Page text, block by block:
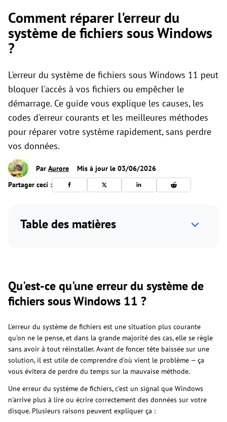
Comment réparer l'erreur du
système de fichiers sous Windows
?
L'erreur du système de fichiers sous Windows 11 peut
bloquer l'accès à vos fichiers ou empêcher le
démarrage. Ce guide vous explique les causes, les
codes d'erreur courants et les meilleures méthodes
pour réparer votre système rapidement, sans perdre
vos données.
Par Aurore
Mis à jour le 03/06/2026
Partager ceci :
Table des matières
Qu'est-ce qu'une erreur du système de
fichiers sous Windows 11 ?
L'erreur du système de fichiers est une situation plus courante
qu'on ne le pense, et dans la grande majorité des cas, elle se règle
sans avoir à tout réinstaller. Avant de foncer tête baissée sur une
solution, il est utile de comprendre d'où vient le problème — ça
vous évitera de perdre du temps sur la mauvaise méthode.
Une erreur du système de fichiers, c'est un signal que Windows
n'arrive plus à lire ou écrire correctement des données sur votre
disque. Plusieurs raisons peuvent expliquer ça :